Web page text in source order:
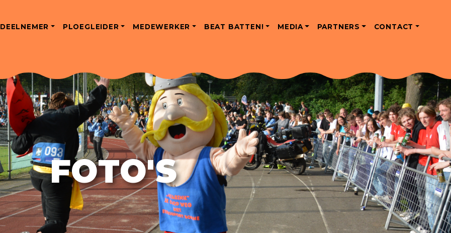
DEELNEMER PLOEGLEIDER MEDEWERKER BEAT BATTEN! MEDIA PARTNERS CONTACT
FOTO'S